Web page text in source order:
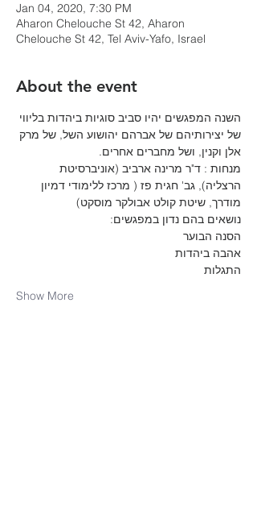
Jan 04, 2020, 7:30 PM
Aharon Chelouche St 42, Aharon
Chelouche St 42, Tel Aviv-Yafo, Israel
About the event
השנה המפגשים יהיו סביב סוגיות ביהדות בליווי
של יצירותיהם של אברהם יהושוע השל, של מרק
אלן וקנין, ושל מחברים אחרים.
מנחות : ד"ר מרינה ארביב (אוניברסיטת
הרצליה), גב' חגית פז ( מרכז ללימודי דמיון
מודרך, שיטת קולט אבולקר מוסקט)
נושאים בהם נדון במפגשים:
הסנה הבוער
אהבה ביהדות
התגלות
Show More